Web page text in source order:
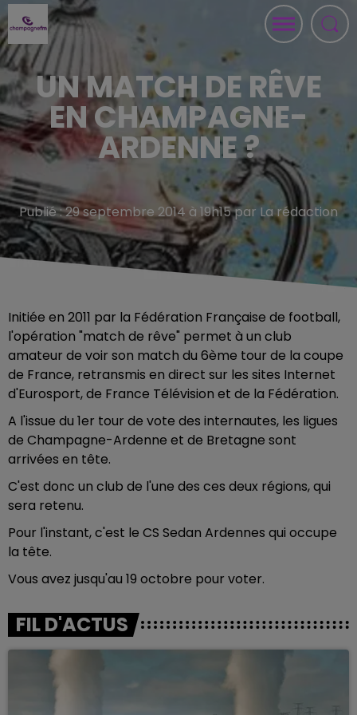
UN MATCH DE RÊVE
EN CHAMPAGNE-
ARDENNE ?
Publié : 29 septembre 2014 à 19h15 par La rédaction
Initiée en 2011 par la Fédération Française de football,
l'opération "match de rêve" permet à un club
amateur de voir son match du 6ème tour de la coupe
de France, retransmis en direct sur les sites Internet
d'Eurosport, de France Télévision et de la Fédération.
A l'issue du 1er tour de vote des internautes, les ligues
de Champagne-Ardenne et de Bretagne sont
arrivées en tête.
C'est donc un club de l'une des ces deux régions, qui
sera retenu.
Pour l'instant, c'est le CS Sedan Ardennes qui occupe
la tête.
Vous avez jusqu'au 19 octobre pour voter.
FIL D'ACTUS